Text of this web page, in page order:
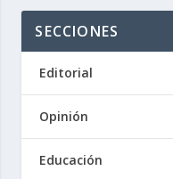
SECCIONES
Editorial
Opinión
Educación